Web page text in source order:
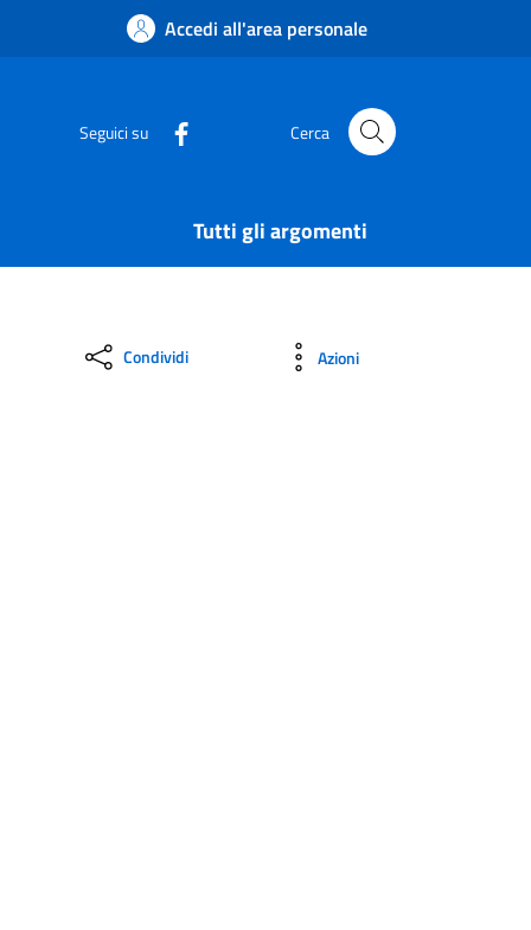
Accedi all'area personale
Seguici su Cerca
Tutti gli argomenti
Condividi Azioni